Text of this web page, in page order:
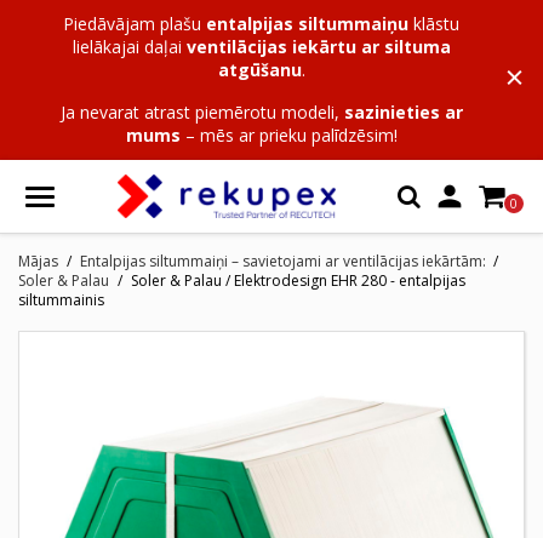
Piedāvājam plašu entalpijas siltummaiņu klāstu
lielākajai daļai ventilācijas iekārtu ar siltuma
atgūšanu.
Ja nevarat atrast piemērotu modeli, sazinieties ar
mums – mēs ar prieku palīdzēsim!
 0
Mājas
Entalpijas siltummaiņi – savietojami ar ventilācijas iekārtām:
Soler & Palau
Soler & Palau / Elektrodesign EHR 280 - entalpijas
siltummainis